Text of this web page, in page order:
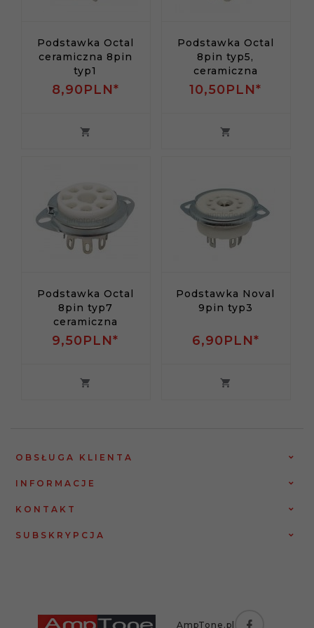
Podstawka Octal
ceramiczna 8pin
typ1
8,90PLN*
Podstawka Octal
8pin typ5,
ceramiczna
10,50PLN*
Podstawka Octal
8pin typ7
ceramiczna
9,50PLN*
Podstawka Noval
9pin typ3
6,90PLN*
OBSŁUGA KLIENTA
INFORMACJE
KONTAKT
SUBSKRYPCJA
AmpTone.pl